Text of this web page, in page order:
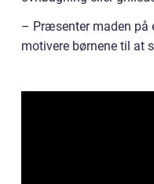
– Præsenter maden på
motivere børnene til at